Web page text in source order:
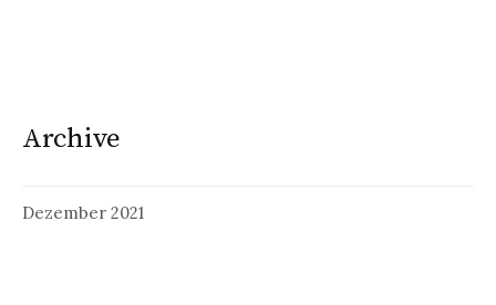
Archive
Dezember 2021